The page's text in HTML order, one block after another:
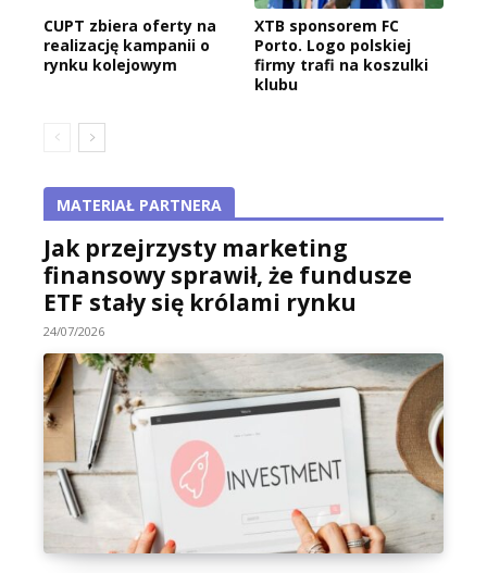
CUPT zbiera oferty na
realizację kampanii o
rynku kolejowym
XTB sponsorem FC
Porto. Logo polskiej
firmy trafi na koszulki
klubu
MATERIAŁ PARTNERA
Jak przejrzysty marketing
finansowy sprawił, że fundusze
ETF stały się królami rynku
24/07/2026